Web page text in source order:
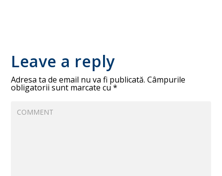
Leave a reply
Adresa ta de email nu va fi publicată. Câmpurile
obligatorii sunt marcate cu*